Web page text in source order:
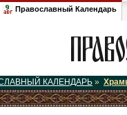
Православный Календарь
КАЛЕНДАРЬ »